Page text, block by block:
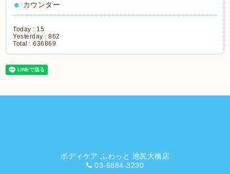
カウンター
Today : 15
Yesterday :862
Total :636869
ボディケア ふわっと 池尻大橋店
03-6884-3230